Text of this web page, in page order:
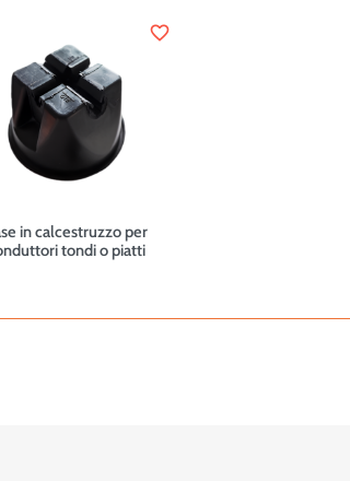
in calcestruzzo per
tondi o piatti
favorite_border